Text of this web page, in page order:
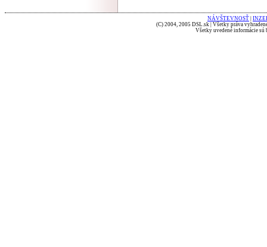
NÁVŠTEVNOSŤ
(C) 2004, 2005 DSL.sk | Všetky práva
Všetky uvedené informácie sú